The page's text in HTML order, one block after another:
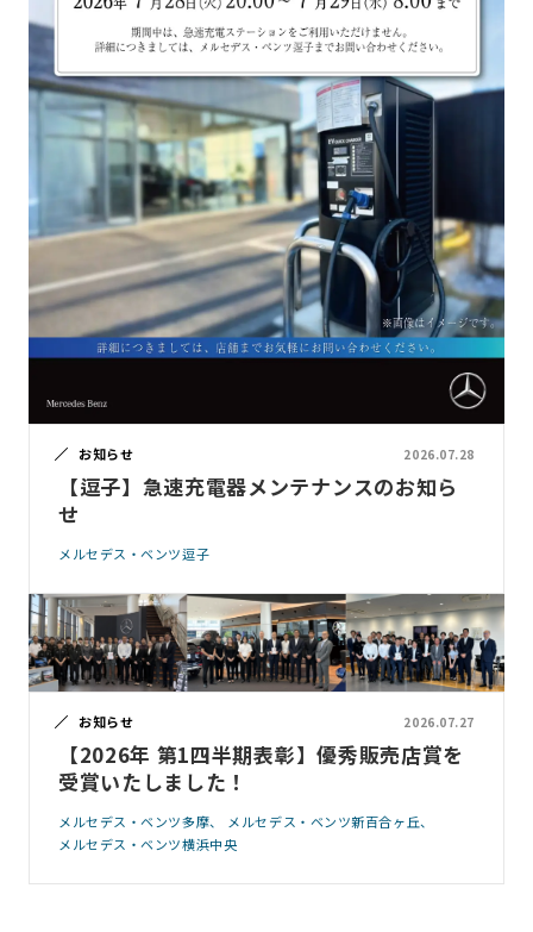
お知らせ 2026.07.28
【逗子】急速充電器メンテナンスのお知ら
せ
メルセデス・ベンツ逗子
お知らせ 2026.07.27
【2026年 第1四半期表彰】優秀販売店賞を
受賞いたしました！
メルセデス・ベンツ多摩
メルセデス・ベンツ新百合ヶ丘
メルセデス・ベンツ横浜中央